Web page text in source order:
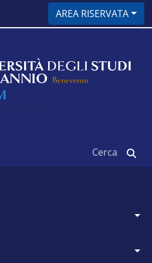
AREA RISERVATA